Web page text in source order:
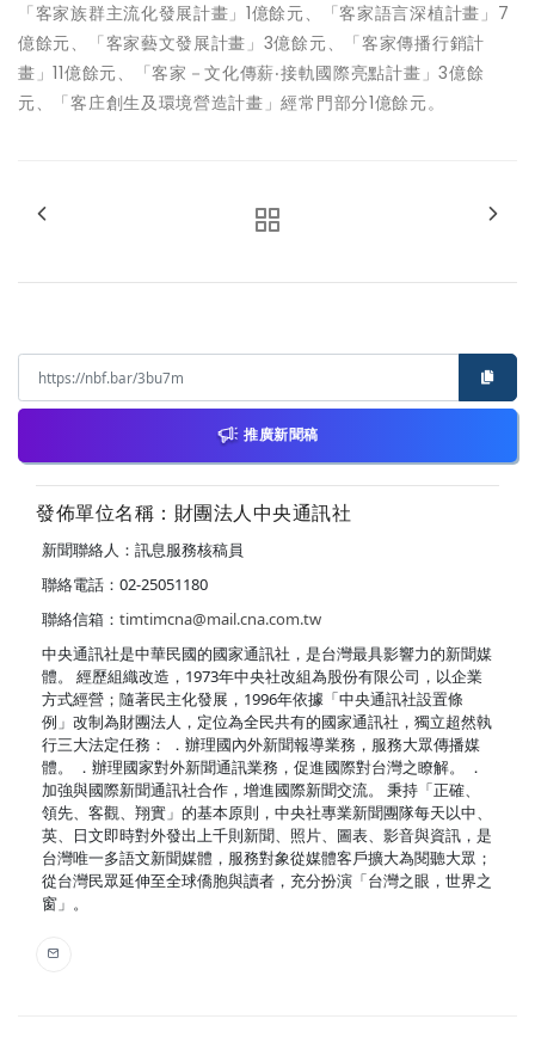
「客家族群主流化發展計畫」1億餘元、「客家語言深植計畫」7
億餘元、「客家藝文發展計畫」3億餘元、「客家傳播行銷計
畫」11億餘元、「客家－文化傳薪‧接軌國際亮點計畫」3億餘
元、「客庄創生及環境營造計畫」經常門部分1億餘元。
推廣新聞稿
發佈單位名稱：財團法人中央通訊社
新聞聯絡人：訊息服務核稿員
聯絡電話：02-25051180
聯絡信箱： timtimcna@mail.cna.com.tw
中央通訊社是中華民國的國家通訊社，是台灣最具影響力的新聞媒
體。 經歷組織改造，1973年中央社改組為股份有限公司，以企業
方式經營；隨著民主化發展，1996年依據「中央通訊社設置條
例」改制為財團法人，定位為全民共有的國家通訊社，獨立超然執
行三大法定任務： ．辦理國內外新聞報導業務，服務大眾傳播媒
體。 ．辦理國家對外新聞通訊業務，促進國際對台灣之瞭解。 ．
加強與國際新聞通訊社合作，增進國際新聞交流。 秉持「正確、
領先、客觀、翔實」的基本原則，中央社專業新聞團隊每天以中、
英、日文即時對外發出上千則新聞、照片、圖表、影音與資訊，是
台灣唯一多語文新聞媒體，服務對象從媒體客戶擴大為閱聽大眾；
從台灣民眾延伸至全球僑胞與讀者，充分扮演「台灣之眼，世界之
窗」。